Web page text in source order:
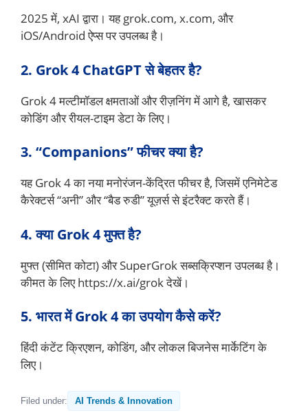
2025 में, xAI द्वारा। यह grok.com, x.com, और
iOS/Android ऐप्स पर उपलब्ध है।
2. Grok 4 ChatGPT से बेहतर है?
Grok 4 मल्टीमॉडल क्षमताओं और रीज़निंग में आगे है, खासकर
कोडिंग और रीयल-टाइम डेटा के लिए।
3. “Companions” फीचर क्या है?
यह Grok 4 का नया मनोरंजन-केंद्रित फीचर है, जिसमें एनिमेटेड
कैरेक्टर्स “अनी” और “बैड रुडी” यूज़र्स से इंटरैक्ट करते हैं।
4. क्या Grok 4 मुफ्त है?
मुफ्त (सीमित कोटा) और SuperGrok सब्सक्रिप्शन उपलब्ध है।
कीमत के लिए https://x.ai/grok देखें।
5. भारत में Grok 4 का उपयोग कैसे करें?
हिंदी कंटेंट क्रिएशन, कोडिंग, और लोकल बिजनेस मार्केटिंग के
लिए।
Filed under: AI Trends & Innovation